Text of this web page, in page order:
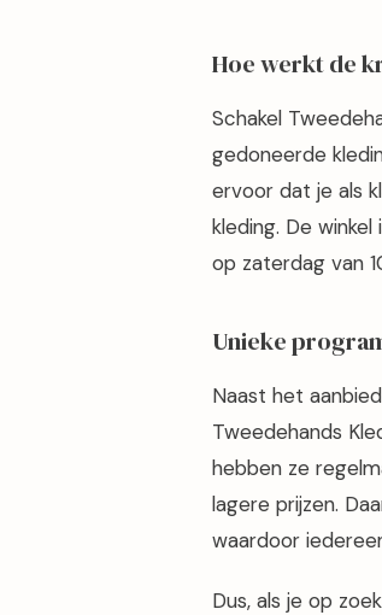
Hoe werkt de
Schakel
gedoneerde
ervoor dat je als
kleding. De
op zaterdag van
Unieke
Naast het
Tweedehands
hebben ze
lagere prijzen.
waardoor
Dus, als je op